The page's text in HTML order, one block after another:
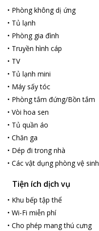
• Phòng không dị ứng
• Tủ lạnh
• Phòng gia đình
• Truyền hình cáp
• TV
• Tủ lạnh mini
• Máy sấy tóc
• Phòng tắm đứng/Bồn tắm
• Vòi hoa sen
• Tủ quần áo
• Chăn ga
• Dép đi trong nhà
• Các vật dụng phòng vệ sinh
Tiện ích dịch vụ
• Khu bếp tập thể
• Wi-Fi miễn phí
• Cho phép mang thú cưng